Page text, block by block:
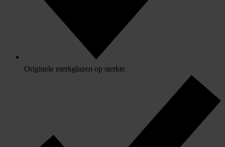
Originele merkglazen op sterkte